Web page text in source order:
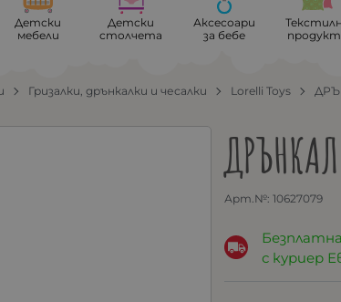
Детски
мебели
Детски
столчета
Аксесоари
за бебе
Гризалки, дрънкалки и чесалки Lorelli Toys
Арт.№: 10627079
с куриер